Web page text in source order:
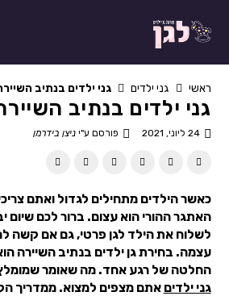
ראשי גני ילדים גני ילדים בנתיב
גני ילדים בנתיב
24 ליוני, 2021 פורסם ע"יניצן בידרמן
כאשר הילדים מתחילים לגדול ואתם
האתגר ההורי הוא עצום. ברור לכם שיום
לשלוח את הילד לגן פרטי, גם אם קשה
עצמה. בחירת גן ילדים בנתיב השיירה
החלטה של רגע אחד. מה שאומר שמומלץ
גני ילדים אתם מצפים למצוא. ממדריך